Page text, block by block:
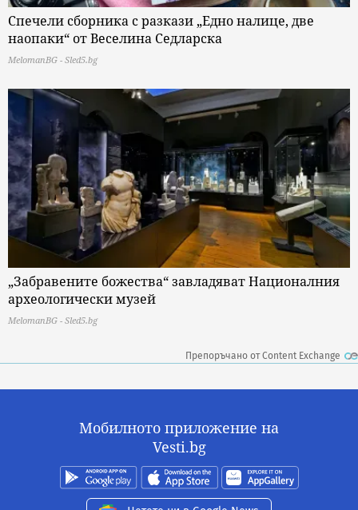
Спечели сборника с разкази „Едно налице, две
наопаки“ от Веселина Седларска
MelomanBG - Sled5.bg
„Забравените божества“ завладяват Националния
археологически музей
MelomanBG - Sled5.bg
Препоръчано от Content Exchange
Мобилното приложение на
Vesti.bg